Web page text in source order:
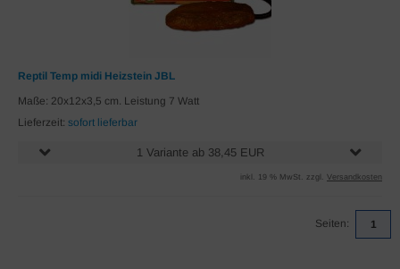
Reptil Temp midi Heizstein JBL
Maße: 20x12x3,5 cm. Leistung 7 Watt
Lieferzeit: sofort lieferbar
1 Variante ab 38,45 EUR
inkl. 19 % MwSt. zzgl. Versandkosten
Seiten: 1